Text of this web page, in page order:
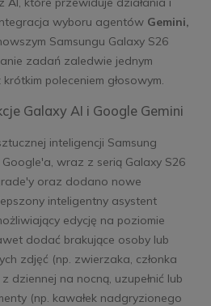
wyboru agentów Gemini,
Samsungu Galaxy S26
zadań zaledwie jednym
poleceniem głosowym.
Galaxy AI i Google Gemini
inteligencji Samsung
wraz z serią Galaxy S26
oraz dodano nowe
inteligentny asystent
edycję na poziomie
dodać brakujące osoby lub
zdjęć (np. zwierzaka, członka
dziennej na nocną, uzupełnić lub
(np. kawałek nadgryzionego